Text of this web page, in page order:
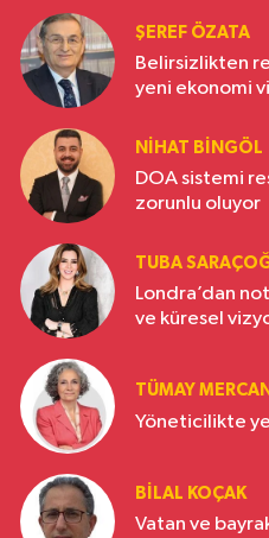
ŞEREF ÖZATA
Belirsizlikten
yeni ekonomi
NIHAT BINGÖL
DOA sistemi
zorunlu oluyor
TUBA
Londra’dan
ve küresel
TÜMAY MERCAN
Yöneticilikte
BILAL KOÇAK
Vatan ve